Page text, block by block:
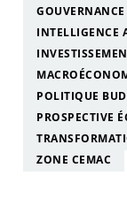
INTELLIGENCE
POLITIQUE
PROSPECTIVE
ZONE CEMAC